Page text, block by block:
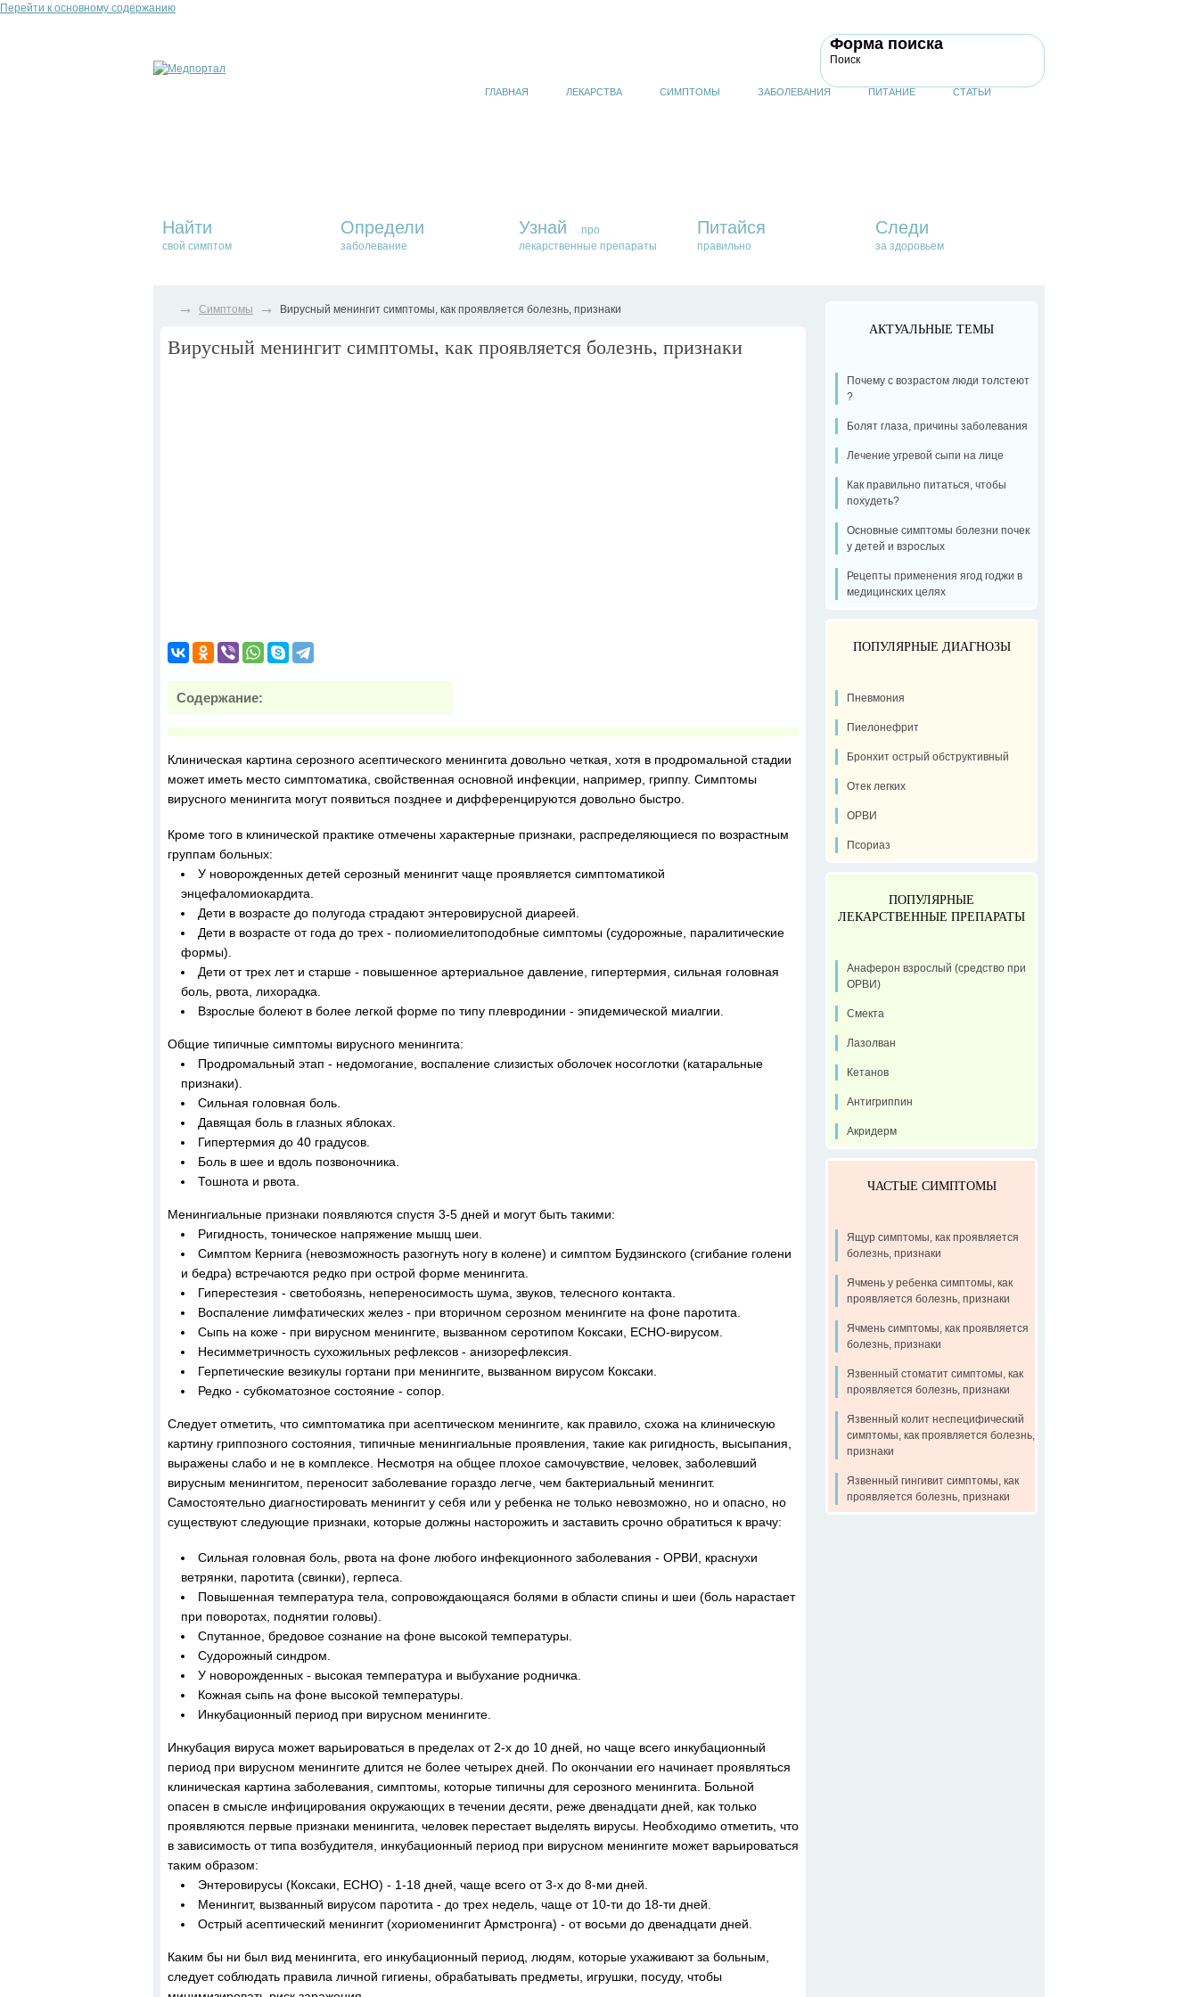
Перейти к основному содержанию
Форма поиска
Поиск
ГЛАВНАЯ ЛЕКАРСТВА СИМПТОМЫ ЗАБОЛЕВАНИЯ ПИТАНИЕ СТАТЬИ
Найти
свой симптом
Определи
заболевание
Узнай
про
лекарственные препараты
Питайся
правильно
Следи
за здоровьем
→ Симптомы → Вирусный менингит симптомы, как проявляется болезнь, признаки
Вирусный менингит симптомы, как проявляется болезнь, признаки
Содержание:
Клиническая картина серозного асептического менингита довольно четкая, хотя в продромальной стадии
может иметь место симптоматика, свойственная основной инфекции, например, гриппу. Симптомы
вирусного менингита могут появиться позднее и дифференцируются довольно быстро.
Кроме того в клинической практике отмечены характерные признаки, распределяющиеся по возрастным
группам больных:
У новорожденных детей серозный менингит чаще проявляется симптоматикой
энцефаломиокардита.
Дети в возрасте до полугода страдают энтеровирусной диареей.
Дети в возрасте от года до трех - полиомиелитоподобные симптомы (судорожные, паралитические
формы).
Дети от трех лет и старше - повышенное артериальное давление, гипертермия, сильная головная
боль, рвота, лихорадка.
Взрослые болеют в более легкой форме по типу плевродинии - эпидемической миалгии.
Общие типичные симптомы вирусного менингита:
Продромальный этап - недомогание, воспаление слизистых оболочек носоглотки (катаральные
признаки).
Сильная головная боль.
Давящая боль в глазных яблоках.
Гипертермия до 40 градусов.
Боль в шее и вдоль позвоночника.
Тошнота и рвота.
Менингиальные признаки появляются спустя 3-5 дней и могут быть такими:
Ригидность, тоническое напряжение мышц шеи.
Симптом Кернига (невозможность разогнуть ногу в колене) и симптом Будзинского (сгибание голени
и бедра) встречаются редко при острой форме менингита.
Гиперестезия - светобоязнь, непереносимость шума, звуков, телесного контакта.
Воспаление лимфатических желез - при вторичном серозном менингите на фоне паротита.
Сыпь на коже - при вирусном менингите, вызванном серотипом Коксаки, ЕСНО-вирусом.
Несимметричность сухожильных рефлексов - анизорефлексия.
Герпетические везикулы гортани при менингите, вызванном вирусом Коксаки.
Редко - субкоматозное состояние - сопор.
Следует отметить, что симптоматика при асептическом менингите, как правило, схожа на клиническую
картину гриппозного состояния, типичные менингиальные проявления, такие как ригидность, высыпания,
выражены слабо и не в комплексе. Несмотря на общее плохое самочувствие, человек, заболевший
вирусным менингитом, переносит заболевание гораздо легче, чем бактериальный менингит.
Самостоятельно диагностировать менингит у себя или у ребенка не только невозможно, но и опасно, но
существуют следующие признаки, которые должны насторожить и заставить срочно обратиться к врачу:
Сильная головная боль, рвота на фоне любого инфекционного заболевания - ОРВИ, краснухи
ветрянки, паротита (свинки), герпеса.
Повышенная температура тела, сопровождающаяся болями в области спины и шеи (боль нарастает
при поворотах, поднятии головы).
Спутанное, бредовое сознание на фоне высокой температуры.
Судорожный синдром.
У новорожденных - высокая температура и выбухание родничка.
Кожная сыпь на фоне высокой температуры.
Инкубационный период при вирусном менингите.
Инкубация вируса может варьироваться в пределах от 2-х до 10 дней, но чаще всего инкубационный
период при вирусном менингите длится не более четырех дней. По окончании его начинает проявляться
клиническая картина заболевания, симптомы, которые типичны для серозного менингита. Больной
опасен в смысле инфицирования окружающих в течении десяти, реже двенадцати дней, как только
проявляются первые признаки менингита, человек перестает выделять вирусы. Необходимо отметить, что
в зависимость от типа возбудителя, инкубационный период при вирусном менингите может варьироваться
таким образом:
Энтеровирусы (Коксаки, ЕСНО) - 1-18 дней, чаще всего от 3-х до 8-ми дней.
Менингит, вызванный вирусом паротита - до трех недель, чаще от 10-ти до 18-ти дней.
Острый асептический менингит (хориоменингит Армстронга) - от восьми до двенадцати дней.
Каким бы ни был вид менингита, его инкубационный период, людям, которые ухаживают за больным,
следует соблюдать правила личной гигиены, обрабатывать предметы, игрушки, посуду, чтобы
АКТУАЛЬНЫЕ ТЕМЫ
Почему с возрастом люди толстеют
?
Болят глаза, причины заболевания
Лечение угревой сыпи на лице
Как правильно питаться, чтобы
похудеть?
Основные симптомы болезни почек
у детей и взрослых
Рецепты применения ягод годжи в
медицинских целях
ПОПУЛЯРНЫЕ ДИАГНОЗЫ
Пневмония
Пиелонефрит
Бронхит острый обструктивный
Отек легких
ОРВИ
Псориаз
ПОПУЛЯРНЫЕ
ЛЕКАРСТВЕННЫЕ ПРЕПАРАТЫ
Анаферон взрослый (средство при
ОРВИ)
Смекта
Лазолван
Кетанов
Антигриппин
Акридерм
ЧАСТЫЕ СИМПТОМЫ
Ящур симптомы, как проявляется
болезнь, признаки
Ячмень у ребенка симптомы, как
проявляется болезнь, признаки
Ячмень симптомы, как проявляется
болезнь, признаки
Язвенный стоматит симптомы, как
проявляется болезнь, признаки
Язвенный колит неспецифический
симптомы, как проявляется болезнь,
признаки
Язвенный гингивит симптомы, как
проявляется болезнь, признаки